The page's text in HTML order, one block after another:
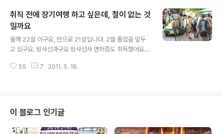
와 복수전공을 통해 윤리교사 자격증을 얻었습니다. 대학
생활 동안 임용고시만을 바라보았기 때문에 취업은 전혀
생각하지 않고 임용고시만을 준비해 왔습니다. 그러다가 2
010년 본격적으로 고시에 매진하였으나, 전국 15명을 선
발하는 티오 인원에 경쟁률은 100:1이 넘어가면서 저는 불
합격의 아픔을 맛보게 되었습니다. 제가 2,3학년일 때에는
취직 전에 장기여행 하고 싶은데, 철이 없는 것
일까요
올해 22살 이구요, 만으로 21살입니다. 2월 졸업을 앞두
고 있구요. 방사선과구요 방사선사 면허증도 취득했어요.
를 구해서 3달 정도 일한 뒤 그 돈을 모아서 취직하는데 쓴
국 보내드리고 11월에 인도를 간다 (여행) 그리고 12월 취
직 (23살이나 되는데... 취직이 너무 늦는건 아닌가 고민이
예요) 4. 2월에 알바를 구해서 알바비를 모아서 내년 3월
55 7 2011. 5. 18.
이 블로그 인기글